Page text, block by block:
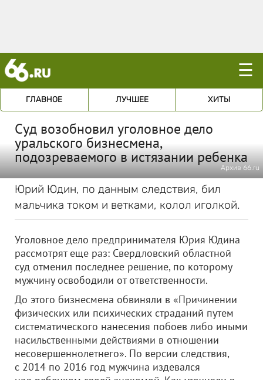
☰
ГЛАВНОЕ ЛУЧШЕЕ ХИТЫ
Суд возобновил уголовное дело
уральского бизнесмена,
подозреваемого в истязании ребенка
Архив 66.ru
Юрий Юдин, по данным следствия, бил
мальчика током и ветками, колол иголкой.
Уголовное дело предпринимателя Юрия Юдина
рассмотрят еще раз: Свердловский областной
суд отменил последнее решение, по которому
мужчину освободили от ответственности.
До этого бизнесмена обвиняли в «Причинении
физических или психических страданий путем
систематического нанесения побоев либо иными
насильственными действиями в отношении
несовершеннолетнего». По версии следствия,
с 2014 по 2016 год мужчина издевался